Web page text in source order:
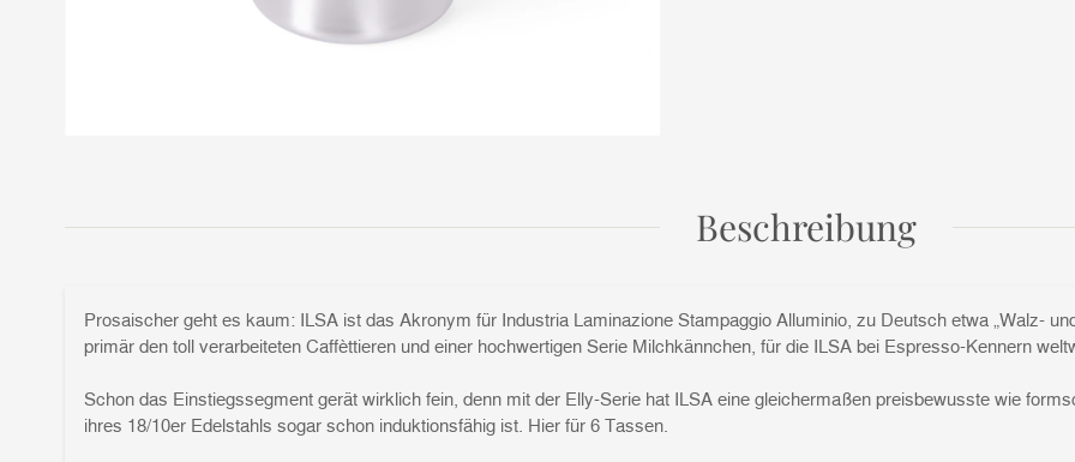
Beschreibung
Prosaischer geht es kaum: ILSA ist das Akronym für Industria Laminazione Stampaggio Alluminio, zu Deutsch etwa „Walz-
primär den toll verarbeiteten Caffèttieren und einer hochwertigen Serie Milchkännchen, für die ILSA bei Espresso-Kennern
Schon das Einstiegssegment gerät wirklich fein, denn mit der Elly-Serie hat ILSA eine gleichermaßen preisbewusste wie
ihres 18/10er Edelstahls sogar schon induktionsfähig ist. Hier für 6 Tassen.